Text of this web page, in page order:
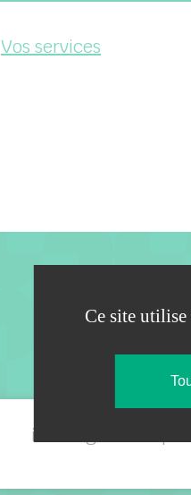
Vos services
info urgence
Ce site